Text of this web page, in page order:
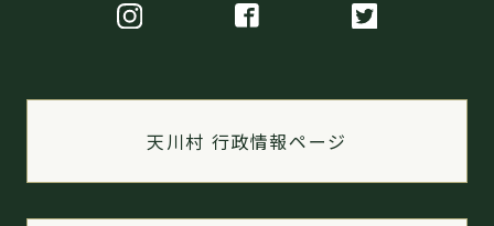
天川村 行政情報ページ